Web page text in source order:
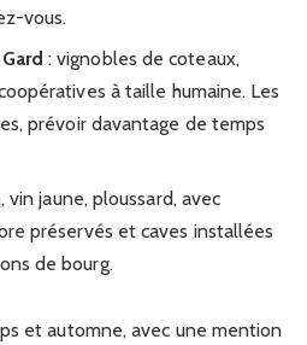
vous.
: vignobles de coteaux,
à taille humaine. Les
prévoir davantage de temps
vin jaune, ploussard, avec
préservés et caves installées
de bourg.
et automne, avec une mention